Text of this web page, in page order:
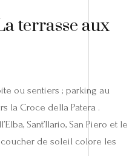
terrasse aux
ou sentiers ; parking au
la Croce della Patera .
Sant’Ilario, San Piero et le
de soleil colore les